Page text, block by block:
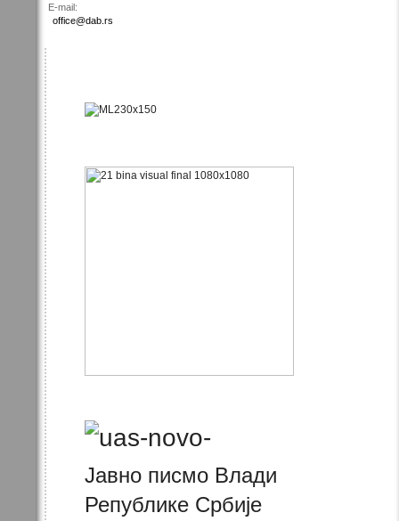
E-mail:
office@dab.rs
Јавно писмо Влади
Републике Србије